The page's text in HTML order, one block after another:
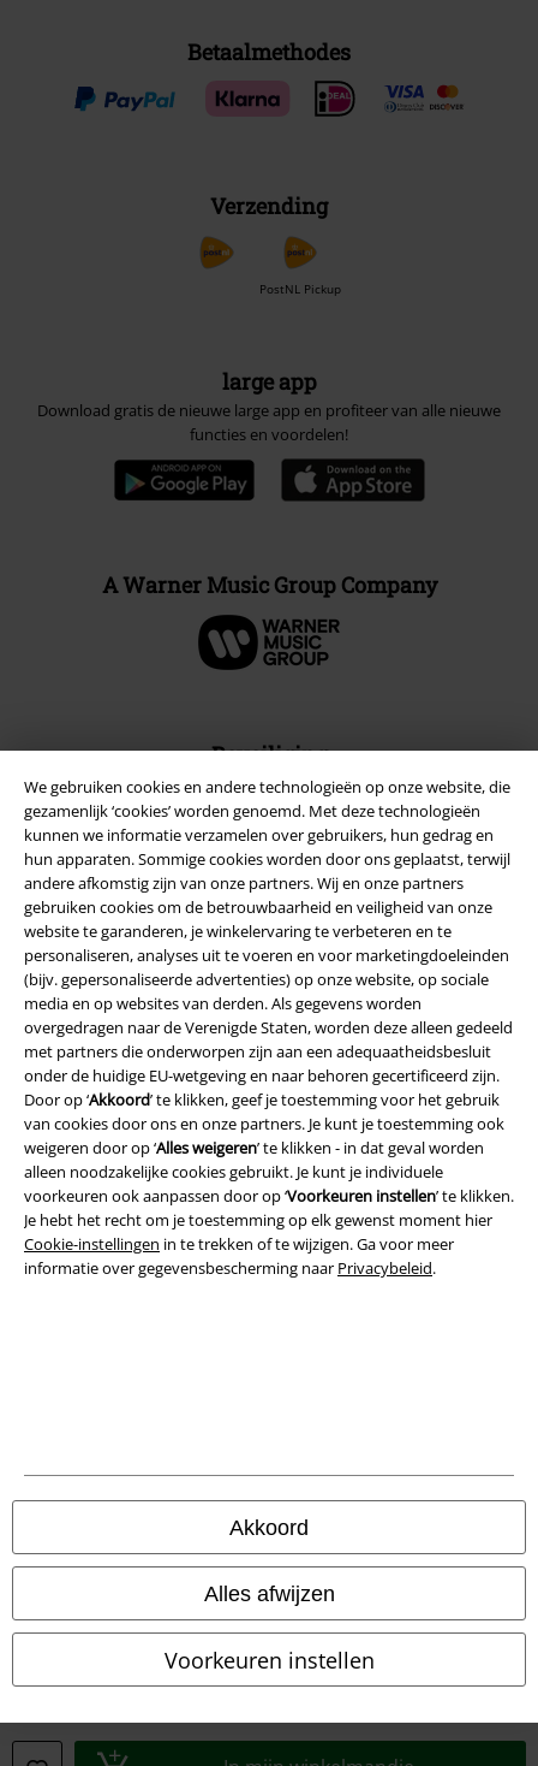
We gebruiken cookies en andere technologieën op onze website, die
gezamenlijk ‘cookies’ worden genoemd. Met deze technologieën
kunnen we informatie verzamelen over gebruikers, hun gedrag en
hun apparaten. Sommige cookies worden door ons geplaatst, terwijl
andere afkomstig zijn van onze partners. Wij en onze partners
gebruiken cookies om de betrouwbaarheid en veiligheid van onze
website te garanderen, je winkelervaring te verbeteren en te
personaliseren, analyses uit te voeren en voor marketingdoeleinden
(bijv. gepersonaliseerde advertenties) op onze website, op sociale
media en op websites van derden. Als gegevens worden
overgedragen naar de Verenigde Staten, worden deze alleen gedeeld
met partners die onderworpen zijn aan een adequaatheidsbesluit
onder de huidige EU-wetgeving en naar behoren gecertificeerd zijn.
Door op ‘Akkoord’ te klikken, geef je toestemming voor het gebruik
van cookies door ons en onze partners. Je kunt je toestemming ook
weigeren door op ‘Alles weigeren’ te klikken - in dat geval worden
alleen noodzakelijke cookies gebruikt. Je kunt je individuele
voorkeuren ook aanpassen door op ‘Voorkeuren instellen’ te klikken.
Je hebt het recht om je toestemming op elk gewenst moment hier
Cookie-instellingen in te trekken of te wijzigen. Ga voor meer
informatie over gegevensbescherming naar Privacybeleid.
Akkoord
Alles afwijzen
Voorkeuren instellen
Betaalmethodes
Verzending
PostNL Pickup
large app
Download gratis de nieuwe large app en profiteer van alle nieuwe
functies en voordelen!
A Warner Music Group Company
Beveiliging
Legal
Algemene Voorwaarden
Bedrijfsgegevens
Privacyverklaring
Annuleer bestelling
wettelijke BTW
© 1986-2026 Large Popmerchandising B.V.
Onze online shops
EMP International